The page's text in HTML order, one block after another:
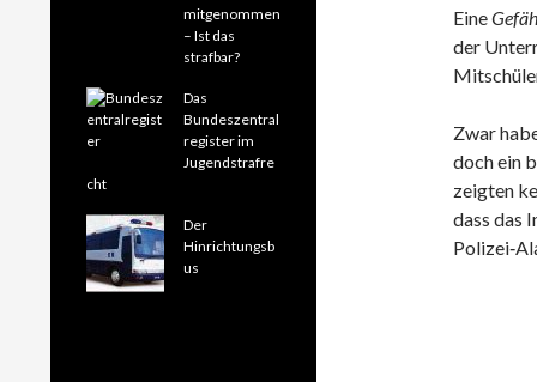
Eine
der
Zwar
doch ein
zeigten
dass das
mitgenommen
– Ist das
strafbar?
Das
Bundeszentral
register im
Jugendstrafre
cht
Der
Hinrichtungsb
us